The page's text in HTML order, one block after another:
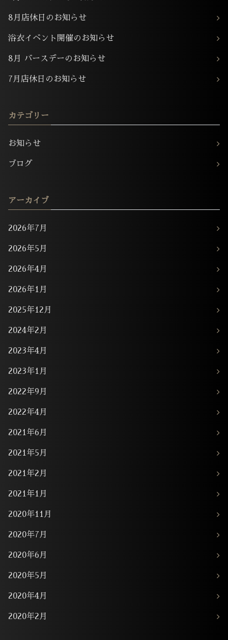
8月店休日のお知らせ
浴衣イベント開催のお知らせ
8月 バースデーのお知らせ
7月店休日のお知らせ
カテゴリー
お知らせ
ブログ
アーカイブ
2026年7月
2026年5月
2026年4月
2026年1月
2025年12月
2024年2月
2023年4月
2023年1月
2022年9月
2022年4月
2021年6月
2021年5月
2021年2月
2021年1月
2020年11月
2020年7月
2020年6月
2020年5月
2020年4月
2020年2月